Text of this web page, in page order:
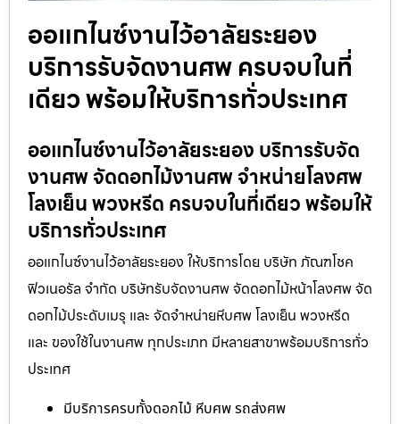
ออแกไนซ์งานไว้อาลัยระยอง
บริการรับจัดงานศพ ครบจบในที่
เดียว พร้อมให้บริการทั่วประเทศ
ออแกไนซ์งานไว้อาลัยระยอง บริการรับจัด
งานศพ จัดดอกไม้งานศพ จำหน่ายโลงศพ
โลงเย็น พวงหรีด ครบจบในที่เดียว พร้อมให้
บริการทั่วประเทศ
ออแกไนซ์งานไว้อาลัยระยอง ให้บริการโดย บริษัท ภัณฑโชค
ฟิวเนอรัล จำกัด บริษัทรับจัดงานศพ จัดดอกไม้หน้าโลงศพ จัด
ดอกไม้ประดับเมรุ และ จัดจำหน่ายหีบศพ โลงเย็น พวงหรีด
และ ของใช้ในงานศพ ทุกประเภท มีหลายสาขาพร้อมบริการทั่ว
ประเทศ
มีบริการครบทั้งดอกไม้ หีบศพ รถส่งศพ